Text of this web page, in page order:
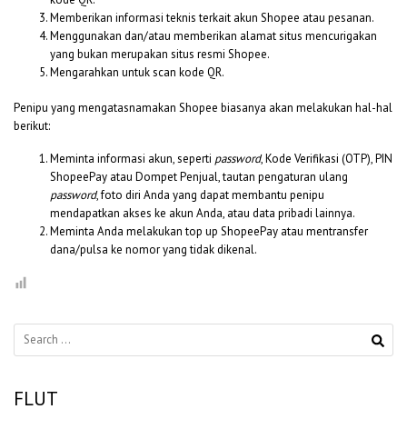
Memberikan informasi teknis terkait akun Shopee atau pesanan.
Menggunakan dan/atau memberikan alamat situs mencurigakan
yang bukan merupakan situs resmi Shopee.
Mengarahkan untuk scan kode QR.
Penipu yang mengatasnamakan Shopee biasanya akan melakukan hal-hal
berikut:
Meminta informasi akun, seperti password, Kode Verifikasi (OTP), PIN
ShopeePay atau Dompet Penjual, tautan pengaturan ulang
password, foto diri Anda yang dapat membantu penipu
mendapatkan akses ke akun Anda, atau data pribadi lainnya.
Meminta Anda melakukan top up ShopeePay atau mentransfer
dana/pulsa ke nomor yang tidak dikenal.
Search
for:
FLUT